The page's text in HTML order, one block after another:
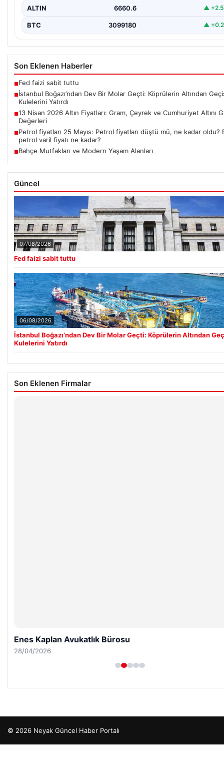
ALTIN 6660.6 ▲
BTC 3099180 ▲
Son Eklenen Haberler
■Fed faizi sabit tuttu
■İstanbul Boğazı’ndan Dev Bir Molar Geçti: Köprülerin Altından
Kulelerini Yatırdı
■13 Nisan 2026 Altın Fiyatları: Gram, Çeyrek ve Cumhuriyet Altını
Değerleri
■Petrol fiyatları 25 Mayıs: Petrol fiyatları düştü mü, ne kadar oldu?
petrol varil fiyatı ne kadar?
■Bahçe Mutfakları ve Modern Yaşam Alanları
Güncel
07/08/2026
Fed faizi sabit tuttu
06/08/2026
İstanbul Boğazı’ndan Dev Bir Molar Geçti: Köprülerin Altından
Kulelerini Yatırdı
Son Eklenen Firmalar